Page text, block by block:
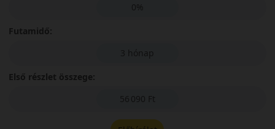
0%
Futamidő:
3 hónap
Első részlet összege:
56 090 Ft